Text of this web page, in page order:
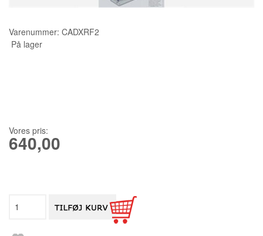
SCANNCUT
Varenummer: CADXRF2
På lager
Vores pris:
640,00